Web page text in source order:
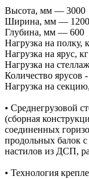
Высота, мм — 3000
Ширина, мм — 1200
Глубина, мм — 600
Нагрузка на полку,
Нагрузка на ярус,
Нагрузка на
Количество ярусов
Нагрузка на
• Среднегрузовой
(сборная
соединенных
продольных балок
настилов из ДСП,
• Технология